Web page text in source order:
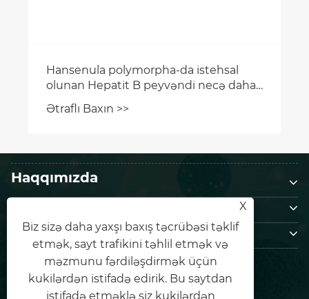
Hansenula polymorpha-da istehsal
olunan Hepatit B peyvəndi necə daha
təmin edir?
Ətraflı Baxın >>
Haqqımızda
Məhsullar
Bizimlə əlaqə saxlayın
BİZİ İZLƏ
X
Biz sizə daha yaxşı baxış təcrübəsi təklif
etmək, sayt trafikini təhlil etmək və
məzmunu fərdiləşdirmək üçün
kukilərdən istifadə edirik. Bu saytdan
istifadə etməklə siz kukilərdən